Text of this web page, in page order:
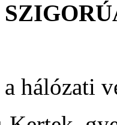
a hálózati